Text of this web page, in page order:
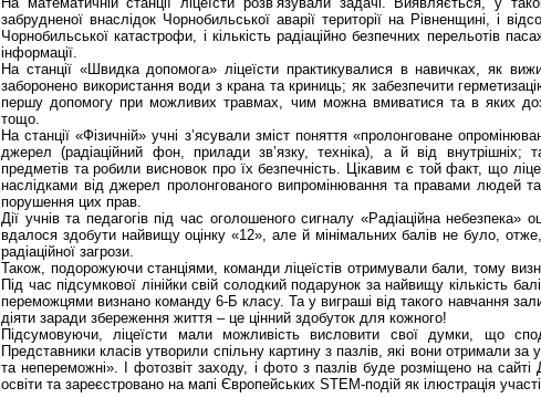
забрудненої внаслідок Чорнобильської аварії території на Рівненщині, і
Чорнобильської катастрофи, і кількість радіаційно безпечних перельотів
інформації.
На станції «Швидка допомога» ліцеїсти практикувалися в навичках, як
заборонено використання води з крана та криниць; як забезпечити
першу допомогу при можливих травмах, чим можна вмиватися та в яких
тощо.
На станції «Фізичній» учні з’ясували зміст поняття «пролонговане
джерел (радіаційний фон, прилади зв’язку, техніка), а й від внутрішніх;
предметів та робили висновок про їх безпечність. Цікавим є той факт, що
наслідками від джерел пролонгованого випромінювання та правами людей
порушення цих прав.
Дії учнів та педагогів під час оголошеного сигналу «Радіаційна
вдалося здобути найвищу оцінку «12», але й мінімальних балів не було,
радіаційної загрози.
Також, подорожуючи станціями, команди ліцеїстів отримували бали, тому
Під час підсумкової лінійки свій солодкий подарунок за найвищу кількість
переможцями визнано команду 6-Б класу. Та у виграші від такого навчання
діяти заради збереження життя – це цінний здобуток для кожного!
Підсумовуючи, ліцеїсти мали можливість висловити свої думки, що
Представники класів утворили спільну картину з пазлів, які вони отримали
та непереможні». І фотозвіт заходу, і фото з пазлів буде розміщено на
освіти та зареєстровано на мапі Європейських STEM-подій як ілюстрація